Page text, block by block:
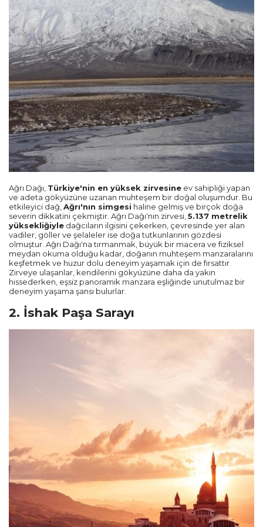
Ağrı Dağı, Türkiye'nin en yüksek zirvesine ev sahipliği yapan
ve adeta gökyüzüne uzanan muhteşem bir doğal oluşumdur. Bu
etkileyici dağ,Ağrı'nın simgesi haline gelmiş ve birçok doğa
severin dikkatini çekmiştir. Ağrı Dağı'nın zirvesi,5.137 metrelik
yüksekliğiyle dağcıların ilgisini çekerken, çevresinde yer alan
vadiler, göller ve şelaleler ise doğa tutkunlarının gözdesi
olmuştur. Ağrı Dağı'na tırmanmak, büyük bir macera ve fiziksel
meydan okuma olduğu kadar, doğanın muhteşem manzaralarını
keşfetmek ve huzur dolu deneyim yaşamak için de fırsattır.
Zirveye ulaşanlar, kendilerini gökyüzüne daha da yakın
hissederken, eşsiz panoramik manzara eşliğinde unutulmaz bir
deneyim yaşama şansı bulurlar.
2. İshak Paşa Sarayı